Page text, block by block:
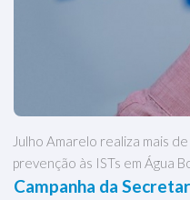
Julho Amarelo realiza mais
prevenção às ISTs em Água
Campanha da